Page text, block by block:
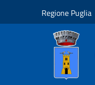
Regione Puglia